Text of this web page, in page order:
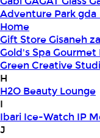
Adventure Park
Home
Gift StoreGisaneh
Gold's SpaGourmet
Green Creative
H
H2O Beauty Lounge
I
Ibari Ice-Watch IP
J